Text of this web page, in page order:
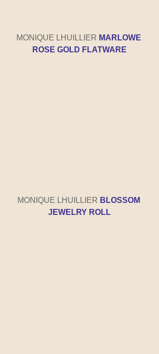
MONIQUE LHUILLIER MARLOWE
ROSE GOLD FLATWARE
MONIQUE LHUILLIER BLOSSOM
JEWELRY ROLL